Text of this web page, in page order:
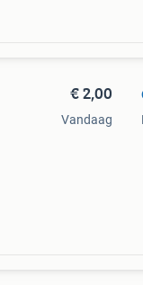
€ 2,00
Vandaag